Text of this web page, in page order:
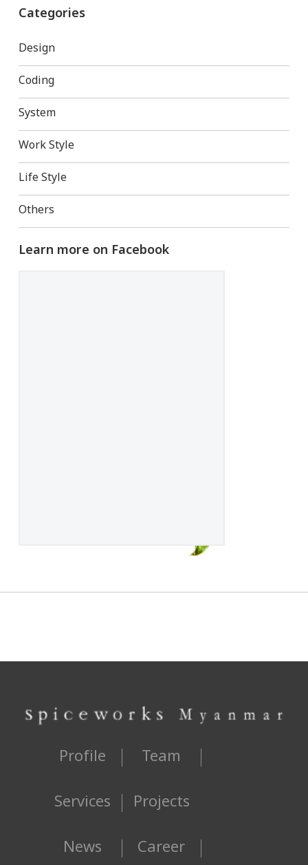
Categories
Design
Coding
System
Work Style
Life Style
Others
Learn more on Facebook
Profile
Team
Services
Projects
News
Career